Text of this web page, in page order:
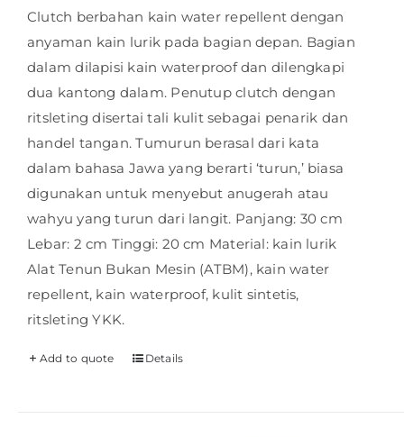
Clutch berbahan kain water repellent dengan
anyaman kain lurik pada bagian depan. Bagian
dalam dilapisi kain waterproof dan dilengkapi
dua kantong dalam. Penutup clutch dengan
ritsleting disertai tali kulit sebagai penarik dan
handel tangan. Tumurun berasal dari kata
dalam bahasa Jawa yang berarti ‘turun,’ biasa
digunakan untuk menyebut anugerah atau
wahyu yang turun dari langit. Panjang: 30 cm
Lebar: 2 cm Tinggi: 20 cm Material: kain lurik
Alat Tenun Bukan Mesin (ATBM), kain water
repellent, kain waterproof, kulit sintetis,
ritsleting YKK.
Add to quote Details